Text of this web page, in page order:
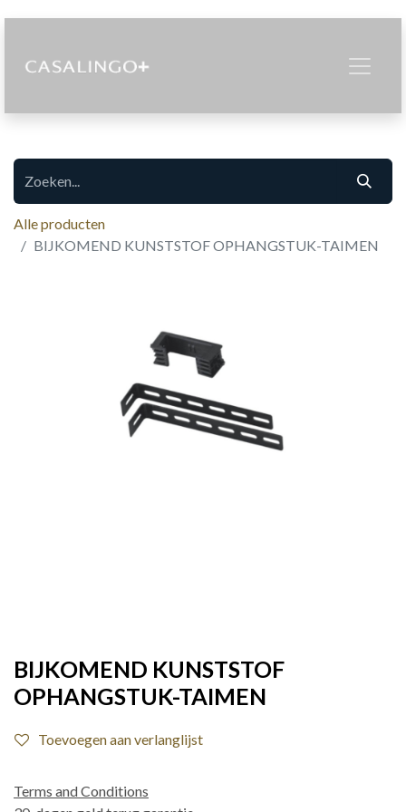
Alle producten
BIJKOMEND KUNSTSTOF OPHANGSTUK-TAIMEN
BIJKOMEND KUNSTSTOF
OPHANGSTUK-TAIMEN
Toevoegen aan verlanglijst
Terms and Conditions